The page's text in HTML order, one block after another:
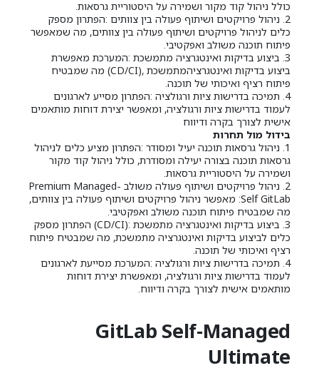
כולל ניהול קוד מקור ושמירה על היסטוריית גרסאות.
2. ניהול פרויקטים ושיתוף פעולה בין צוותים :הפתרון מספק
כלים לניהול פרויקטים ושיתוף פעולה בין צוותים, מה שמאפשר
פיתוח תוכנה משולב ואפקטיבי.
3. ביצוע בדיקות ואינטגרציה מתמשכת :המערכת מאפשרת
ביצוע בדיקות ואינטגרציהמתמשכת ,(CD/CI) מה שמבטיח
פיתוח רציף ואיכותי של תוכנה.
4. תמיכה בדרישות ציות ורגולציה :הפתרון מסייע לארגונים
לעמוד בדרישות ציות ורגולציה, ומאפשר יצירת דוחות מותאמים
אישית לצורך בקרה ודיווח
בידול מול תחרות
1. ניהול גרסאות תוכנה יעיל ומסודר :הפתרון מציע כלים לניהול
גרסאות תוכנה בצורה יעילה ומסודרת, כולל ניהול קוד מקור
ושמירה על היסטוריית גרסאות.
2. ניהול פרויקטים ושיתוף פעולה משולב Premium Managed-
Self GitLab: מאפשר ניהול פרויקטים ושיתוף פעולה בין צוותים,
מה שמבטיח פיתוח תוכנה משולב ואפקטיבי.
3. ביצוע בדיקות ואינטגרציה מתמשכת :(CD/CI) הפתרון מספק
כלים לביצוע בדיקות ואינטגרציה מתמשכת, מה שמבטיח פיתוח
רציף ואיכותי של תוכנה.
4. תמיכה בדרישות ציות ורגולציה :המערכת מסייעת לארגונים
לעמוד בדרישות ציות ורגולציה, ומאפשרת יצירת דוחות
מותאמים אישית לצורך בקרה ודיווח.
GitLab Self-Managed
Ultimate